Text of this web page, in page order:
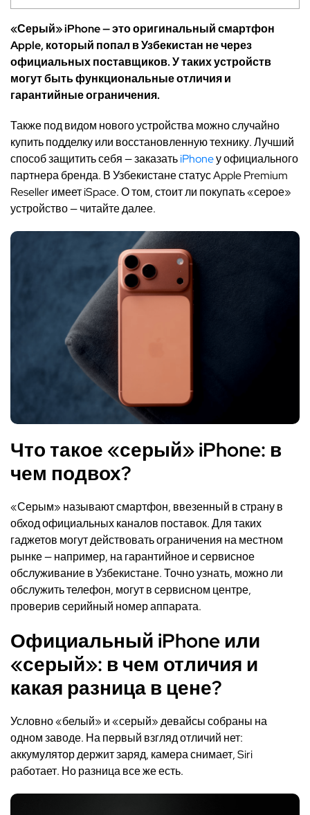
«Серый» iPhone — это оригинальный смартфон
Apple, который попал в Узбекистан не через
официальных поставщиков. У таких устройств
могут быть функциональные отличия и
гарантийные ограничения.
Также под видом нового устройства можно случайно
купить подделку или восстановленную технику. Лучший
способ защитить себя — заказатьiPhoneу официального
партнера бренда. В Узбекистане статус Apple Premium
Reseller имеет iSpace. О том, стоит ли покупать «серое»
устройство — читайте далее.
Что такое «серый» iPhone: в
чем подвох?
«Серым» называют смартфон, ввезенный в страну в
обход официальных каналов поставок. Для таких
гаджетов могут действовать ограничения на местном
рынке — например, на гарантийное и сервисное
обслуживание в Узбекистане. Точно узнать, можно ли
обслужить телефон, могут в сервисном центре,
проверив серийный номер аппарата.
Официальный iPhone или
«серый»: в чем отличия и
какая разница в цене?
Условно «белый» и «серый» девайсы собраны на
одном заводе. На первый взгляд отличий нет:
аккумулятор держит заряд, камера снимает, Siri
работает. Но разница все же есть.